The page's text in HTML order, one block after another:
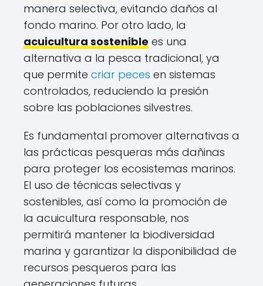
manera selectiva, evitando daños al
fondo marino. Por otro lado, la
acuicultura sostenible es una
alternativa a la pesca tradicional, ya
que permite criar peces en sistemas
controlados, reduciendo la presión
sobre las poblaciones silvestres.
Es fundamental promover alternativas a
las prácticas pesqueras más dañinas
para proteger los ecosistemas marinos.
El uso de técnicas selectivas y
sostenibles, así como la promoción de
la acuicultura responsable, nos
permitirá mantener la biodiversidad
marina y garantizar la disponibilidad de
recursos pesqueros para las